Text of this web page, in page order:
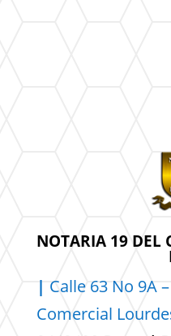
NOTARIA 19 DEL
| Calle 63 No 9A
Comercial